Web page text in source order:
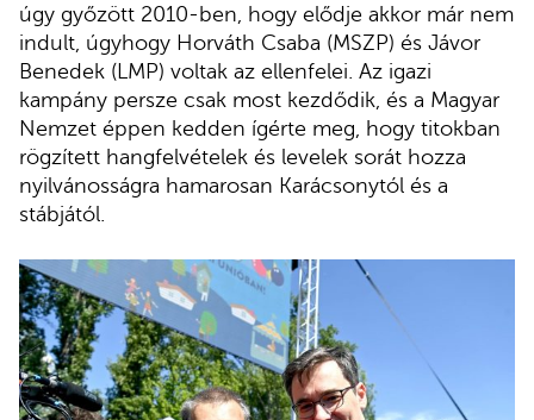
úgy győzött 2010-ben, hogy elődje akkor már nem
indult, úgyhogy Horváth Csaba (MSZP) és Jávor
Benedek (LMP) voltak az ellenfelei. Az igazi
kampány persze csak most kezdődik, és a Magyar
Nemzet éppen kedden ígérte meg, hogy titokban
rögzített hangfelvételek és levelek sorát hozza
nyilvánosságra hamarosan Karácsonytól és a
stábjától.